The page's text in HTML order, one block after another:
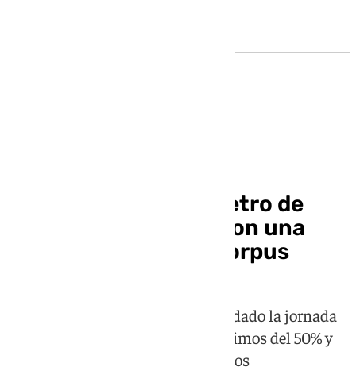
Los empleados del Metro de
Granada amenazan con una
nueva huelga en el Corpus
La plantilla al completo ha secundado la jornada
de huelga total, con servicios mínimos del 50% y
frecuencias de entre 15 y 16 minutos